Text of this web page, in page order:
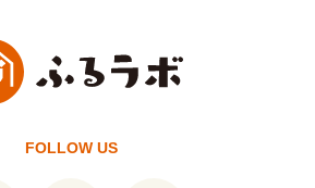
FOLLOW US